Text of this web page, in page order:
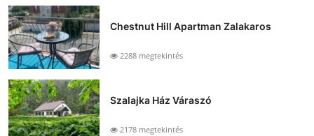
Chestnut Hill Apartman Zalakaros
2288 megtekintés
Szalajka Ház Váraszó
2178 megtekintés